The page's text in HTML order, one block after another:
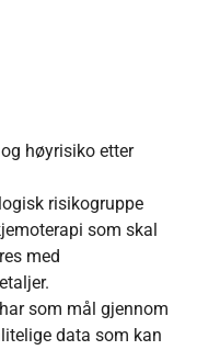
høyrisiko etter
risikogruppe
som skal
med
som mål gjennom
data som kan